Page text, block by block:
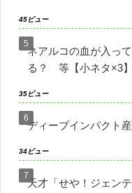
45ビュー
ネアルコの血が入っ
る？ 等【小ネタ×3】
35ビュー
ディープインパクト
34ビュー
天才「せや！ジェン